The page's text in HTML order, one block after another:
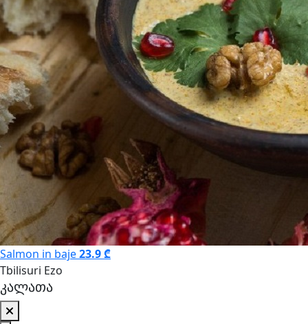
Salmon in baje23.9 ₾
Tbilisuri Ezo
კალათა